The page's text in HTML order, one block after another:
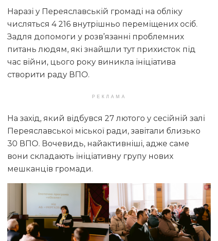
Наразі у Переяславській громаді на обліку
числяться 4 216 внутрішньо переміщених осіб.
Задля допомоги у розв’язанні проблемних
питань людям, які знайшли тут прихисток під
час війни, цього року виникла ініціатива
створити раду ВПО.
РЕКЛАМА
На захід, який відбувся 27 лютого у сесійній залі
Переяславської міської ради, завітали близько
30 ВПО. Вочевидь, найактивніші, адже саме
вони складають ініціативну групу нових
мешканців громади.